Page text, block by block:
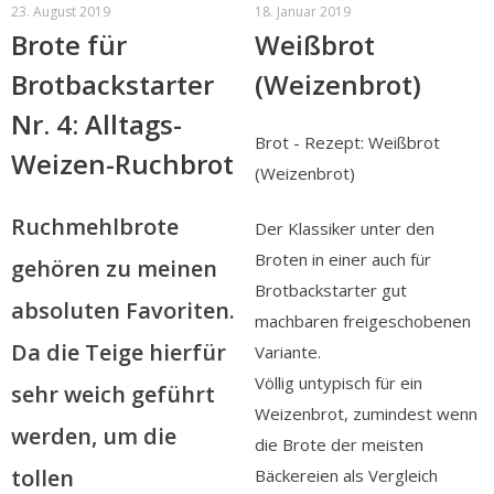
23. August 2019
Brote für
Brotbackstarter
Nr. 4: Alltags-
Weizen-Ruchbrot
Ruchmehlbrote
gehören zu meinen
absoluten Favoriten.
Da die Teige hierfür
sehr weich geführt
werden, um die
tollen
18. Januar 2019
Weißbrot
(Weizenbrot)
Brot - Rezept: Weißbrot
(Weizenbrot)
Der Klassiker unter den
Broten in einer auch für
Brotbackstarter gut
machbaren freigeschobenen
Variante.
Völlig untypisch für ein
Weizenbrot, zumindest wenn
die Brote der meisten
Bäckereien als Vergleich